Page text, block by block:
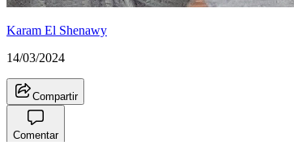
Karam El Shenawy
14/03/2024
Compartir
Comentar